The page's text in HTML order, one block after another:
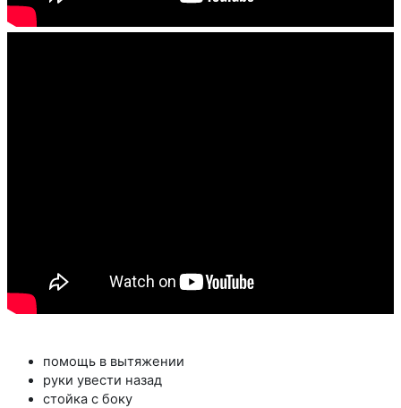
помощь в вытяжении
руки увести назад
стойка с боку